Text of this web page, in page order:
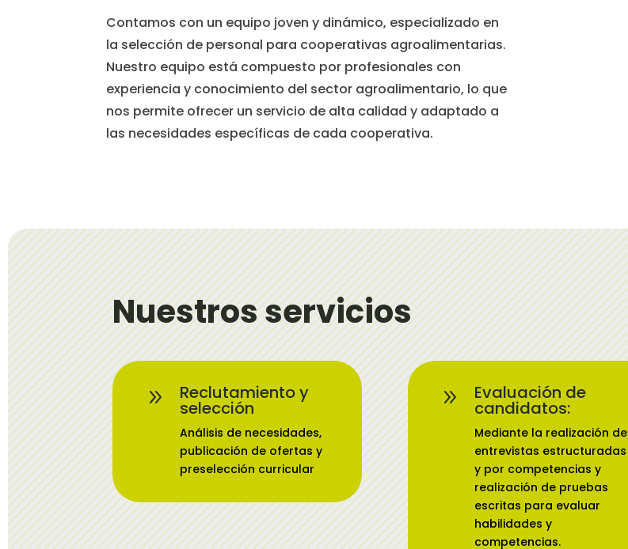
Contamos con un equipo joven y dinámico, especializado en
la selección de personal para cooperativas agroalimentarias.
Nuestro equipo está compuesto por profesionales con
experiencia y conocimiento del sector agroalimentario, lo que
nos permite ofrecer un servicio de alta calidad y adaptado a
las necesidades específicas de cada cooperativa.
Nuestros servicios
9 Reclutamiento y
selección
Análisis de necesidades,
publicación de ofertas y
preselección curricular
9 Evaluación de
candidatos:
Mediante la realización de
entrevistas estructuradas
y por competencias y
realización de pruebas
escritas para evaluar
habilidades y
competencias.